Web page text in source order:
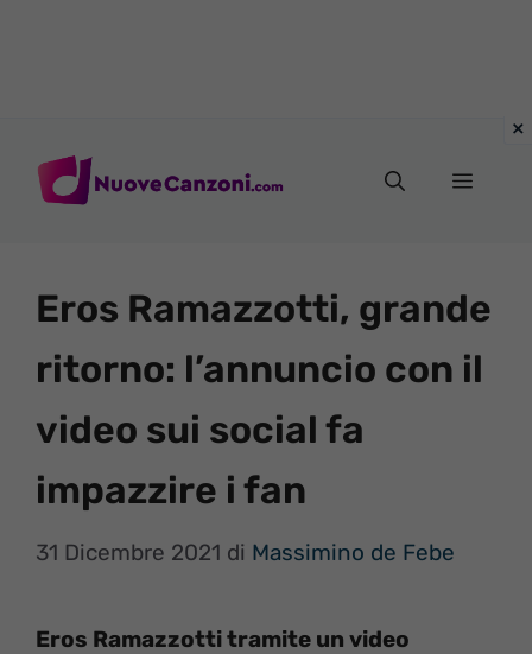
Menu
Eros Ramazzotti, grande
ritorno: l’annuncio con il
video sui social fa
impazzire i fan
31 Dicembre 2021 di Massimino de Febe
Eros Ramazzotti tramite un video